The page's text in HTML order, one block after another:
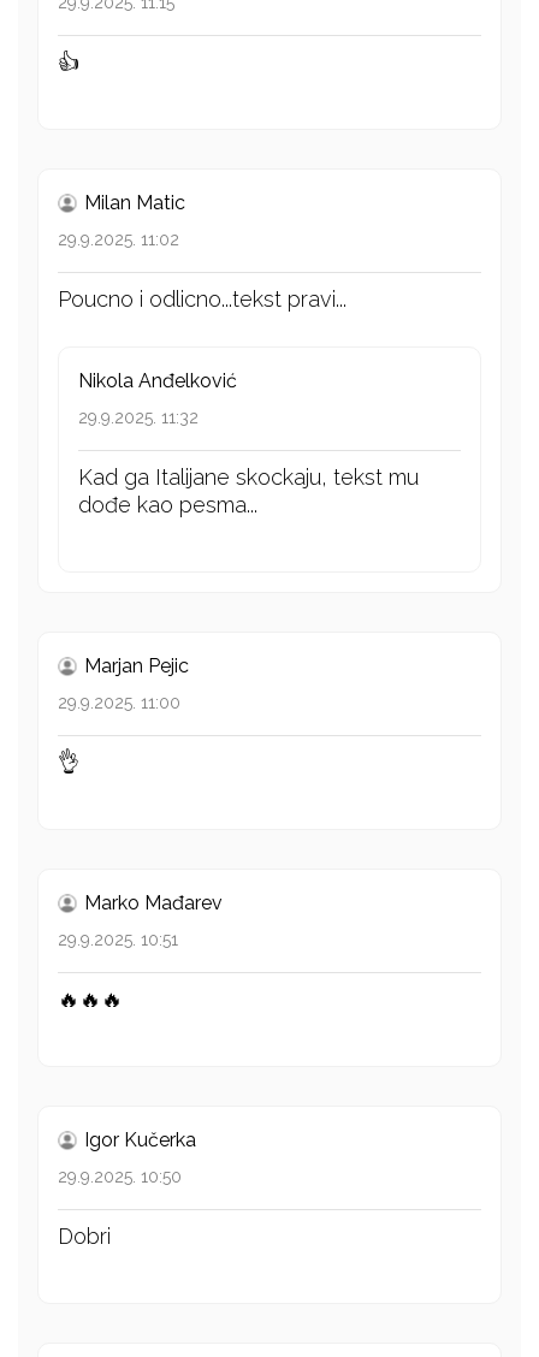
👍
Milan Matic
29.9.2025. 11:02
Poucno i odlicno...tekst pravi...
Nikola Anđelković
29.9.2025. 11:32
Kad ga Italijane skockaju, tekst mu
dođe kao pesma...
Marjan Pejic
29.9.2025. 11:00
👌
Marko Mađarev
29.9.2025. 10:51
🔥🔥🔥
Igor Kučerka
29.9.2025. 10:50
Dobri